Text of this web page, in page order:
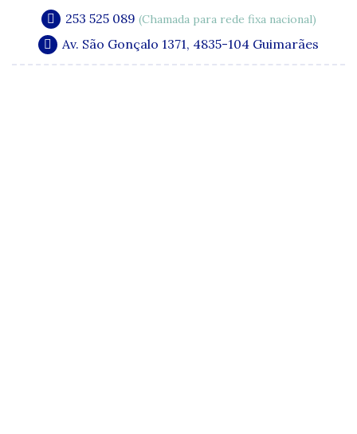
253 525 089 (Chamada para rede fixa nacional)
Av. São Gonçalo 1371, 4835-104 Guimarães